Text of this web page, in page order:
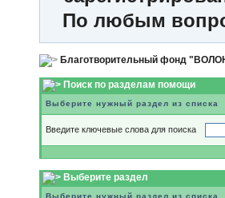
По любым
Благотворительный фонд
Поиск по разделам помощи
Выберите нужный раздел из списка
Введите ключевые слова для поиска
Выберите раздел
Выберите нужный раздел из списка